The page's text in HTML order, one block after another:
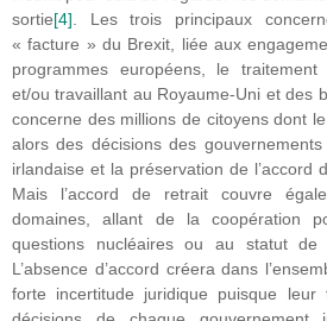
sortie[4] . Les trois principaux
« facture » du Brexit, liée aux
programmes européens, le
et/ou travaillant au Royaume-Uni et des
concerne des millions de citoyens dont
alors des décisions des
irlandaise et la préservation de l’accord
Mais l’accord de retrait couvre
domaines, allant de la coopération
questions nucléaires ou au statut de
L’absence d’accord créera dans
forte incertitude juridique puisque leur